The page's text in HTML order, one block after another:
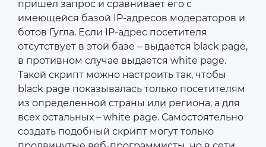
пришел запрос и сравнивает его с
имеющейся базой IP-адресов модераторов и
ботов Гугла. Если IP-адрес посетителя
отсутствует в этой базе – выдается black page,
в противном случае выдается white page.
Такой скрипт можно настроить так, чтобы
black page показывалась только посетителям
из определенной страны или региона, а для
всех остальных – white page. Самостоятельно
создать подобный скрипт могут только